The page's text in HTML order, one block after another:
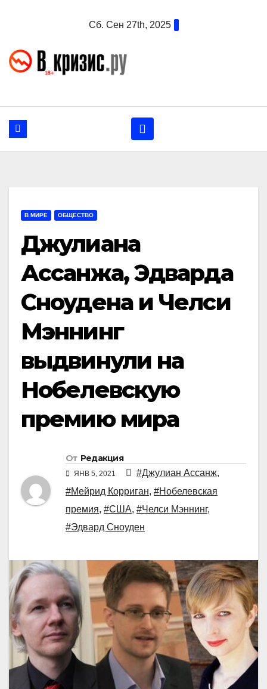
Сб. Сен 27th, 2025
В МИРЕ ОБЩЕСТВО
Джулиана
Ассанжа, Эдварда
Сноудена и Челси
Мэннинг
выдвинули на
Нобелевскую
премию мира
От Редакция
ЯНВ 5, 2021 #Джулиан Ассанж,
#Мейрид Корриган, #Нобелевская
премия, #США, #Челси Мэннинг,
#Эдвард Сноуден